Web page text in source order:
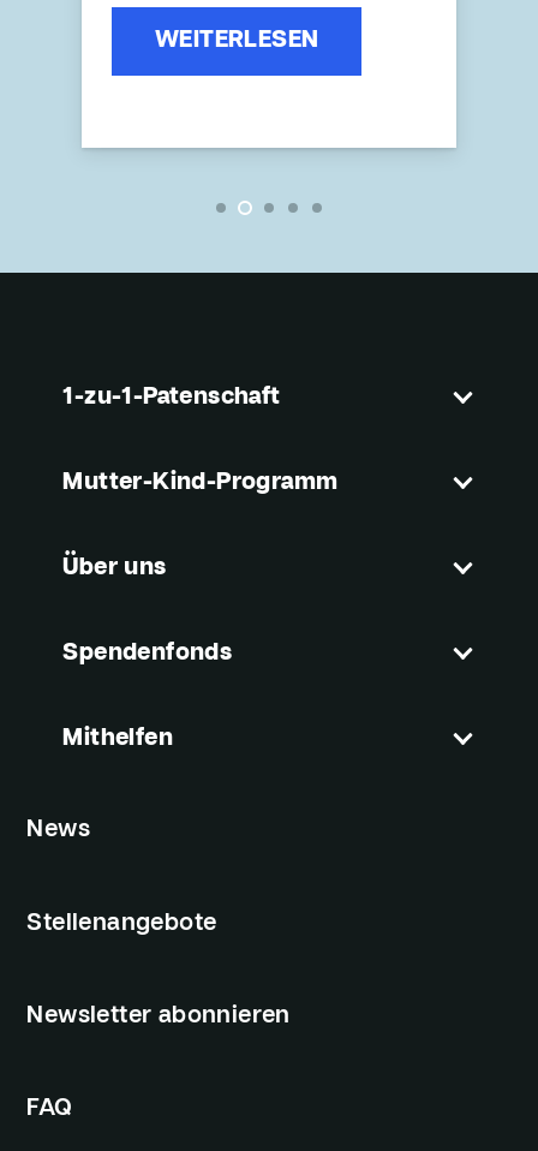
1-zu-1-Patenschaft
Mutter-Kind-Programm
Über uns
Spendenfonds
Mithelfen
News
Stellenangebote
Newsletter abonnieren
FAQ